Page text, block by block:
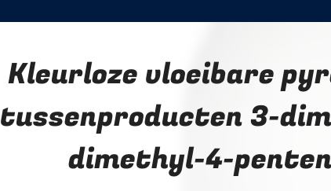
Kleurloze vloeibare
tussenproducten 3-
dimethyl-4-